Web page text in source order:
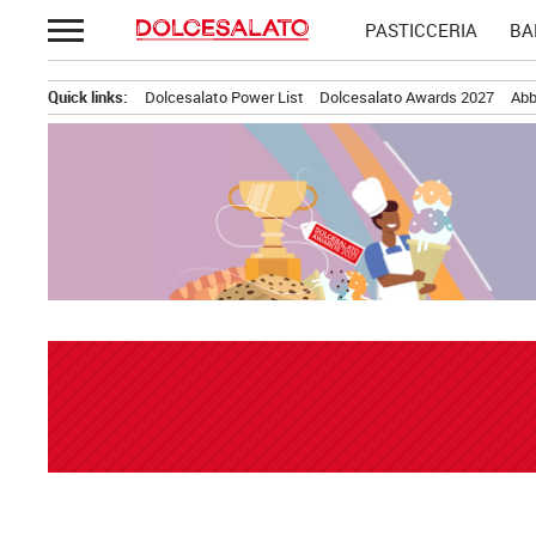
Passa
al
PASTICCERIA
Quick links: Dolcesalato Power List Dolcesalato Awards 2027